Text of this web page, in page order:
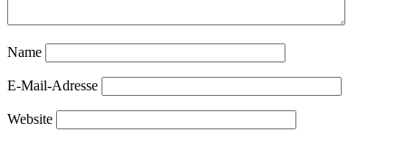
Name
E-Mail-Adresse
Website